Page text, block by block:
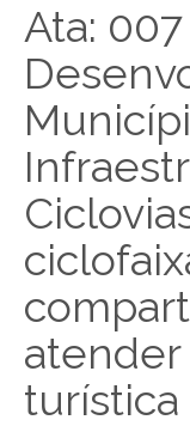
Ata:
atender